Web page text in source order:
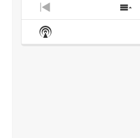
2025-08-11
大罷免凸 <726,823反罷
2025-07-05
Previous
Episode
Show
Podcast